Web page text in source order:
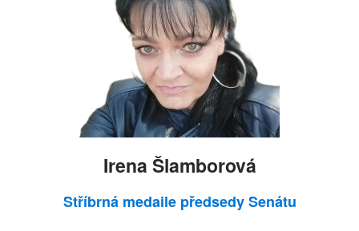
Irena Šlamborová
Stříbrná medaile předsedy Senátu